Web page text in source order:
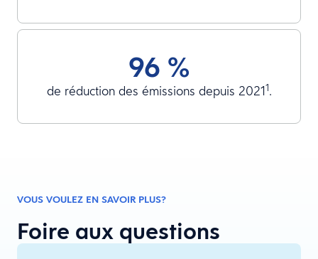
96 %
de réduction des émissions depuis 20211.
VOUS VOULEZ EN SAVOIR PLUS?
Foire aux questions